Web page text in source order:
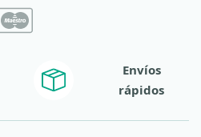
Envíos
rápidos